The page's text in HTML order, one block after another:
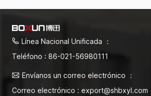
Línea Nacional Unificada ：
Teléfono : 86-021-56980111
Envíanos un correo electrónico ：
Correo electrónico : export@shbxyl.com